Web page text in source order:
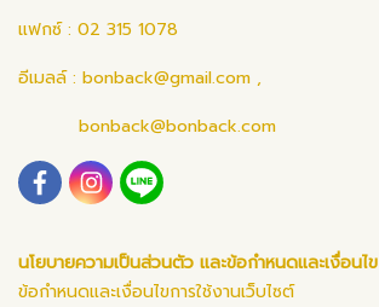
แฟกซ์ : 02 315 1078
อีเมลล์ : bonback@gmail.com ,
bonback@bonback.com
นโยบายความเป็นส่วนตัว และข้อกำหนดและเงื่อนไข
ข้อกำหนดและเงื่อนไขการใช้งานเว็บไซต์